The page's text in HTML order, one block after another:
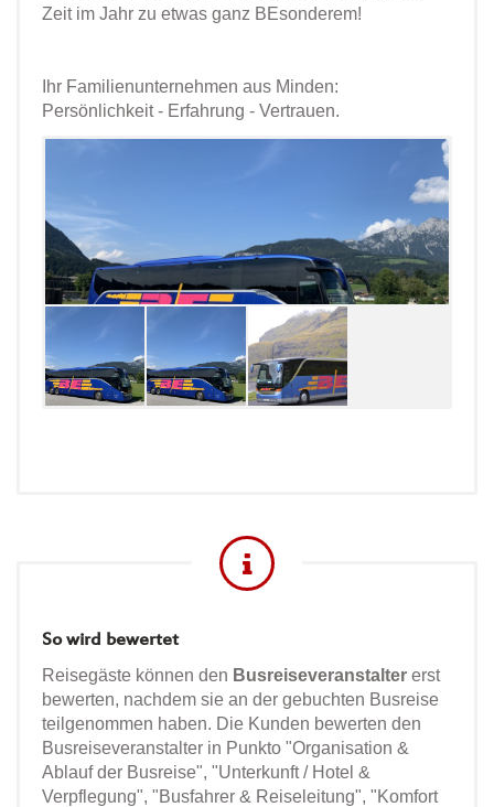
Zeit im Jahr zu etwas ganz BEsonderem!
Ihr Familienunternehmen aus Minden:
Persönlichkeit - Erfahrung - Vertrauen.
So wird bewertet
Reisegäste können den Busreiseveranstalter erst
bewerten, nachdem sie an der gebuchten Busreise
teilgenommen haben. Die Kunden bewerten den
Busreiseveranstalter in Punkto "Organisation &
Ablauf der Busreise", "Unterkunft / Hotel &
Verpflegung", "Busfahrer & Reiseleitung", "Komfort